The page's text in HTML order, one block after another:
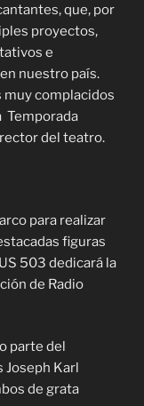
que, por
proyectos,
e
nuestro país.
muy complacidos
Temporada
del teatro.
para realizar
figuras
503 dedicará la
de Radio
parte del
Joseph Karl
de grata